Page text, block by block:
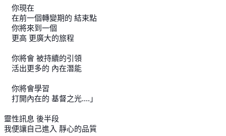
你現在
在前一個轉變期的 結束點
你將來到一個
更高 更廣大的旅程
你將會 被持續的引領
活出更多的 內在潛能
你將會學習
打開內在的 基督之光....」
靈性訊息 後半段
我便讓自己進入 靜心的品質